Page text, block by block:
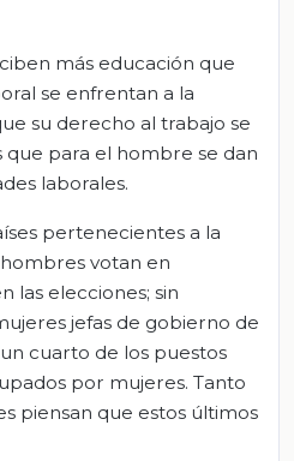
más educación que
se enfrentan a la
su derecho al trabajo se
que para el hombre se dan
laborales.
pertenecientes a la
votan en
las elecciones; sin
jefas de gobierno de
cuarto de los puestos
por mujeres. Tanto
piensan que estos últimos